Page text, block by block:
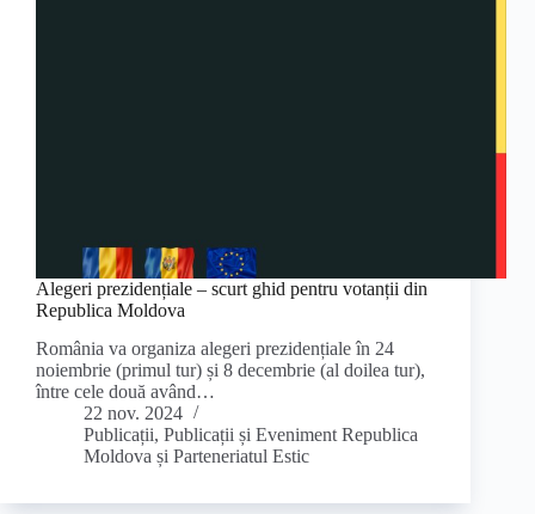
Alegeri prezidențiale – scurt ghid pentru votanții din
Republica Moldova
România va organiza alegeri prezidențiale în 24
noiembrie (primul tur) și 8 decembrie (al doilea tur),
între cele două având…
22 nov. 2024
Publicații, Publicații și Eveniment Republica
Moldova și Parteneriatul Estic